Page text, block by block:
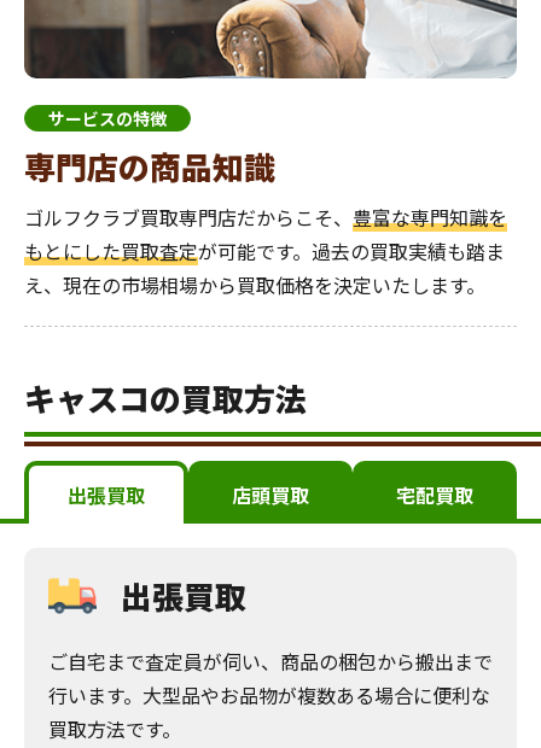
サービスの特徴
専門店の商品知識
ゴルフクラブ買取専門店だからこそ、 豊富な専門知識を
もとにした買取査定が可能です。過去の買取実績も踏ま
え、現在の市場相場から買取価格を決定いたします。
キャスコの買取方法
出張買取 店頭買取 宅配買取
出張買取
ご自宅まで査定員が伺い、商品の梱包から搬出まで
行います。大型品やお品物が複数ある場合に便利な
買取方法です。